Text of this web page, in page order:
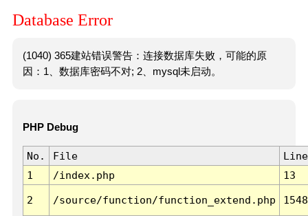
Database Error
(1040) 365建站错误警告：连接数据库失败，可能的原
因：1、数据库密码不对; 2、mysql未启动。
PHP Debug
No. File
Line
1
/index.php 13
2 /source/function/function_extend.php 1548